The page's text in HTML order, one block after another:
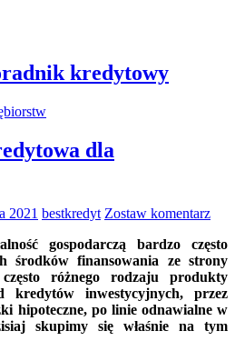
kredytowy
dla
2021 bestkredyt Zostaw komentarz
gospodarczą bardzo często
środków finansowania ze strony
różnego rodzaju produkty
kredytów inwestycyjnych, przez
hipoteczne, po linie odnawialne w
skupimy się właśnie na tym